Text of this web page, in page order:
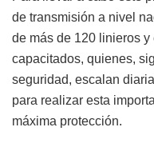
de transmisión a nivel
de más de 120 linieros
capacitados, quienes,
seguridad, escalan
para realizar esta
máxima protección.